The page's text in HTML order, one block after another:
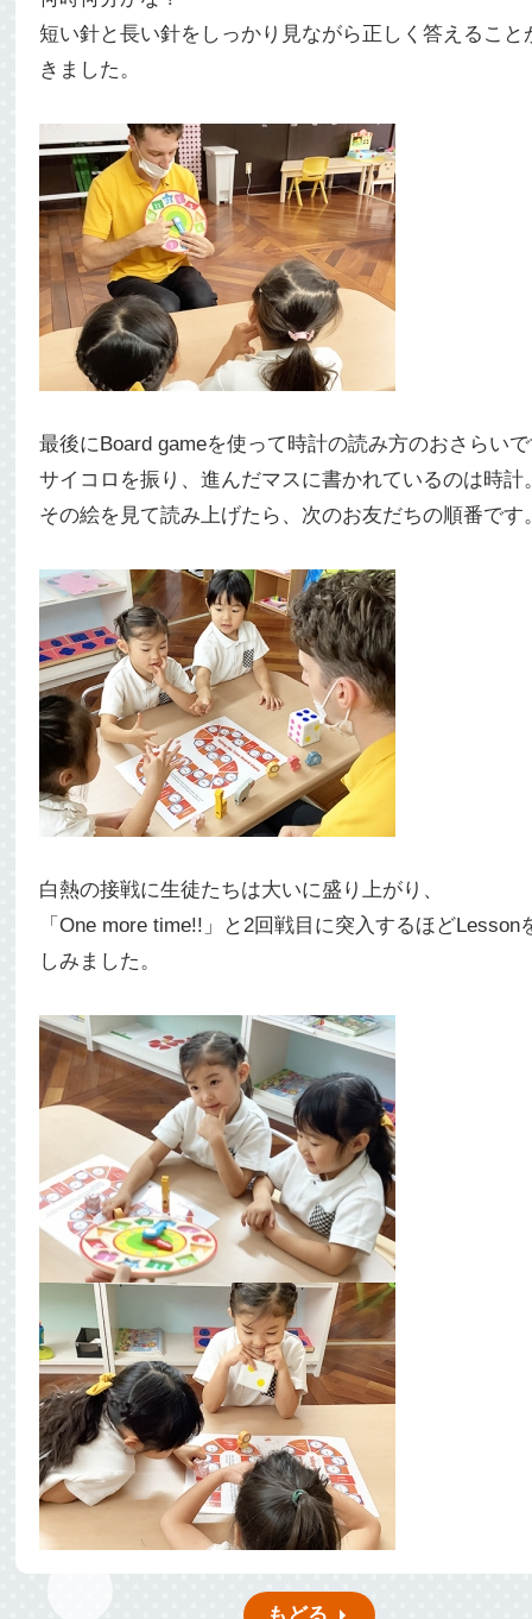
短い針と長い針をしっかり見ながら正しく答えること
きました。
最後にBoard gameを使って時計の読み方のおさらい
サイコロを振り、進んだマスに書かれているのは時計
その絵を見て読み上げたら、次のお友だちの順番です
白熱の接戦に生徒たちは大いに盛り上がり、
「One more time!!」と2回戦目に突入するほどLesson
しみました。